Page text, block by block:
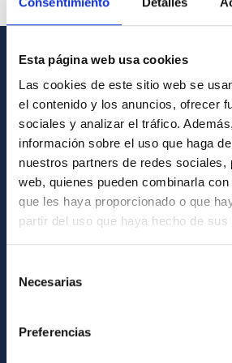
Esta página web usa cookies
Las cookies de este sitio web se
el contenido y los anuncios, ofrecer
sociales y analizar el tráfico.
información sobre el uso que haga
nuestros partners de redes sociales,
web, quienes pueden combinarla
que les haya proporcionado o que
partir del uso que haya hecho de
Necesarias
Preferencias
Contact
How to get to the IAC
List of personnel
Library
General register